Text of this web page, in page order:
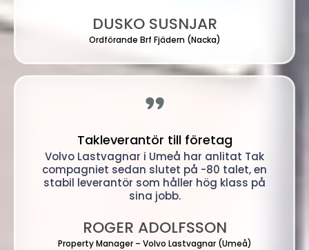
DUSKO SUSNJAR
Ordförande Brf Fjädern (Nacka)
"
Takleverantör till företag
Volvo Lastvagnar i Umeå har anlitat Tak
compagniet sedan slutet på -80 talet, en
stabil leverantör som håller hög klass på
sina jobb.
ROGER ADOLFSSON
Property Manager – Volvo Lastvagnar (Umeå)